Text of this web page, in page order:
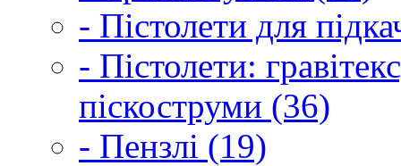
- Пістолети для
- Пістолети:
піскоструми (36)
- Пензлі (19)